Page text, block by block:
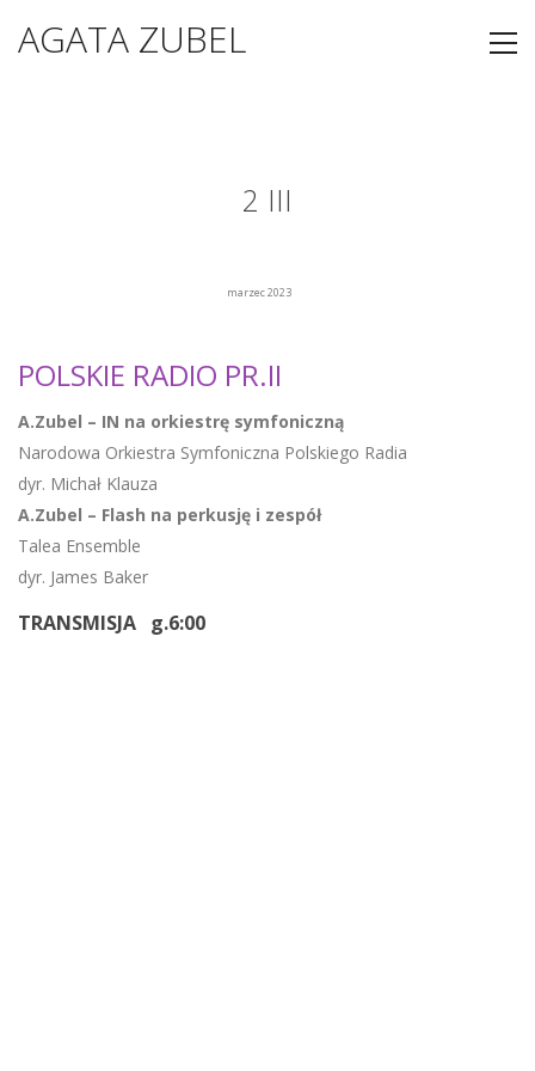
AGATA ZUBEL
2 III
marzec 2023
POLSKIE RADIO PR.II
A.Zubel – IN na orkiestrę symfoniczną
Narodowa Orkiestra Symfoniczna Polskiego Radia
dyr. Michał Klauza
A.Zubel – Flash na perkusję i zespół
Talea Ensemble
dyr. James Baker
TRANSMISJA g.6:00